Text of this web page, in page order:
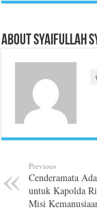
About Syaifullah
Previous
Cenderamata
untuk Kapolda
Misi